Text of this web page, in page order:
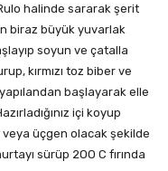
halinde sararak şerit
biraz büyük yuvarlak
soyun ve çatalla
kırmızı toz biber ve
başlayarak elle
içi koyup
üçgen olacak şekilde
sürüp 2OO C fırında